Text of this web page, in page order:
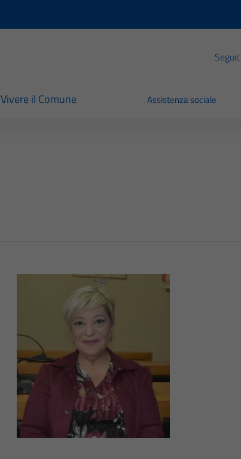
Vivere il Comune Assistenza sociale